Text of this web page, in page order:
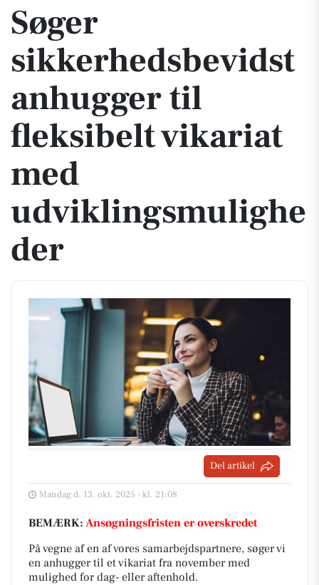
Søger
sikkerhedsbevidst
anhugger til
fleksibelt vikariat
med
udviklingsmulighe
der
Del artikel
Mandag d. 13. okt. 2025 - kl. 21:08
BEMÆRK: Ansøgningsfristen er overskredet
På vegne af en af vores samarbejdspartnere, søger vi
en anhugger til et vikariat fra november med
mulighed for dag- eller aftenhold.